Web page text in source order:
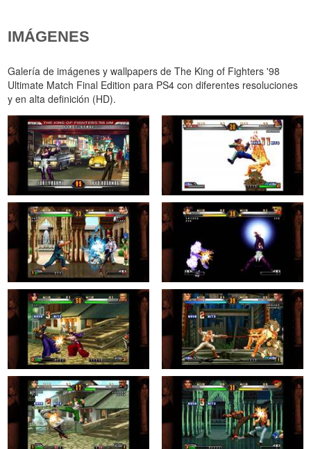
IMÁGENES
Galería de imágenes y wallpapers de The King of Fighters '98
Ultimate Match Final Edition para PS4 con diferentes resoluciones
y en alta definición (HD).